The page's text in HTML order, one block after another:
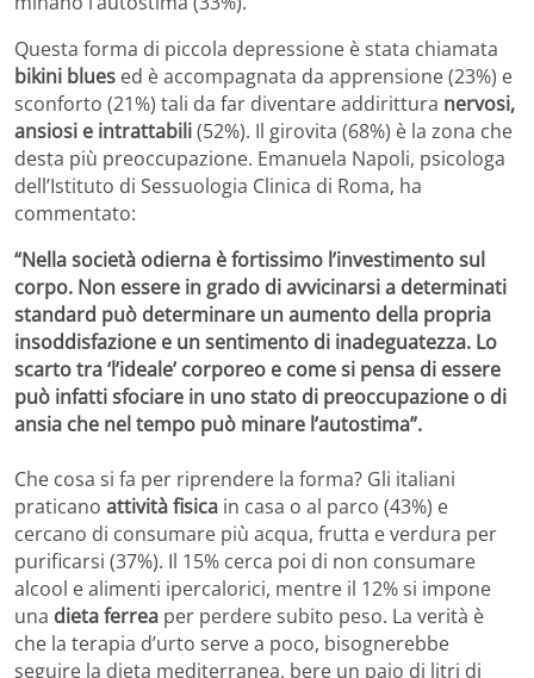
Questa forma di piccola depressione è stata chiamata
bikini blues ed è accompagnata da apprensione (23%) e
sconforto (21%) tali da far diventare addirittura nervosi,
ansiosi e intrattabili(52%). Il girovita (68%) è la zona che
desta più preoccupazione. Emanuela Napoli, psicologa
dell’Istituto di Sessuologia Clinica di Roma, ha
commentato:
“Nella società odierna è fortissimo l’investimento sul
corpo. Non essere in grado di avvicinarsi a determinati
standard può determinare un aumento della propria
insoddisfazione e un sentimento di inadeguatezza. Lo
scarto tra ‘l’ideale’ corporeo e come si pensa di essere
può infatti sfociare in uno stato di preoccupazione o di
ansia che nel tempo può minare l’autostima”.
Che cosa si fa per riprendere la forma? Gli italiani
praticano attività fisica in casa o al parco (43%) e
cercano di consumare più acqua, frutta e verdura per
purificarsi (37%). Il 15% cerca poi di non consumare
alcool e alimenti ipercalorici, mentre il 12% si impone
una dieta ferrea per perdere subito peso. La verità è
che la terapia d’urto serve a poco, bisognerebbe
seguire la dieta mediterranea, bere un paio di litri di